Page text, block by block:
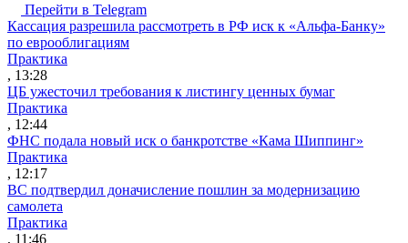
Перейти в Telegram
Кассация разрешила рассмотреть в РФ иск к «Альфа-Банку»
по еврооблигациям
Практика
, 13:28
ЦБ ужесточил требования к листингу ценных бумаг
Практика
, 12:44
ФНС подала новый иск о банкротстве «Кама Шиппинг»
Практика
, 12:17
ВС подтвердил доначисление пошлин за модернизацию
самолета
Практика
, 11:46